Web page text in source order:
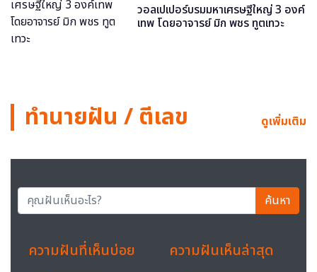
วอลเปเปอร์บรมมหาเศรษฐีใหญ่ 3 องค์
เทพ โดยอาจารย์ มิก พชร ทูตเทวะ
ทำนายฝัน / ตีเลข ดูเพิ่มเติม
ค้นหา
ความฝันที่เห็นบ่อย ความฝันเห็นล่าสุด